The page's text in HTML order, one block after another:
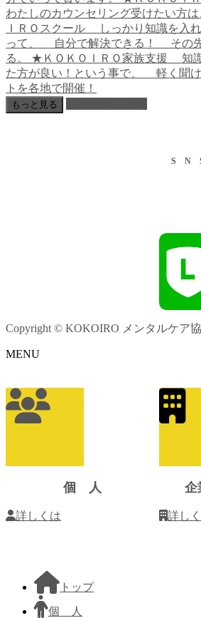
もっと見る
S N
Copyright © KOKOIRO メンタルケア協
MENU
ア
イ
コ
ン
個 人
詳しくは
企
詳し
トップ
個 人